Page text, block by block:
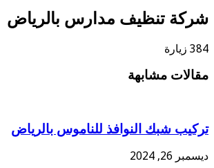
شركة تنظيف مدارس بالرياض
384 زيارة
مقالات مشابهة
تركيب شبك النوافذ للناموس بالرياض
ديسمبر 26, 2024